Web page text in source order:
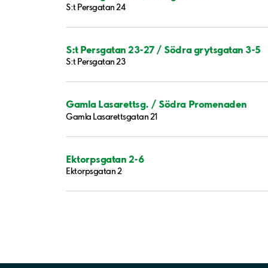
S:t Persgatan 24
S:t Persgatan 23-27 / Södra grytsgatan 3-5
S:t Persgatan 23
Gamla Lasarettsg. / Södra Promenaden
Gamla Lasarettsgatan 21
Ektorpsgatan 2-6
Ektorpsgatan 2